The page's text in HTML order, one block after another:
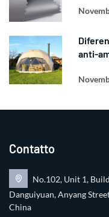
anti-
Contatto
No.102, Unit 1,
Danguiyuan, Anyang
China